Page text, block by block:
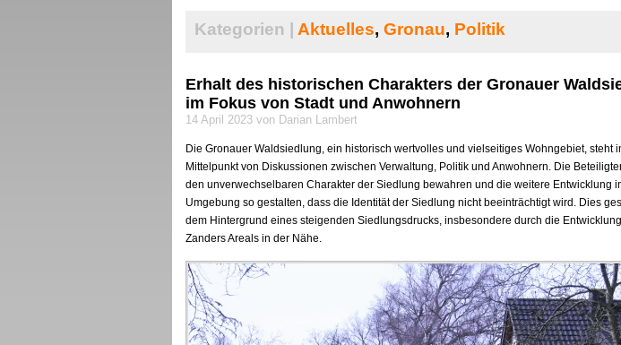
Kategorien | Aktuelles, Gronau, Politik
Erhalt des historischen Charakters der Gronauer
im Fokus von Stadt und Anwohnern
14 April 2023 von Darian Lambert
Die Gronauer Waldsiedlung, ein historisch wertvolles und vielseitiges Wohngebiet, steht
Mittelpunkt von Diskussionen zwischen Verwaltung, Politik und Anwohnern. Die
den unverwechselbaren Charakter der Siedlung bewahren und die weitere Entwicklung
Umgebung so gestalten, dass die Identität der Siedlung nicht beeinträchtigt wird. Dies
dem Hintergrund eines steigenden Siedlungsdrucks, insbesondere durch die
Zanders Areals in der Nähe.